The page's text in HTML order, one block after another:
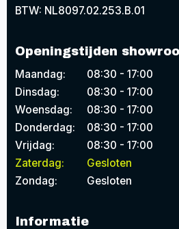
BTW: NL8097.02.253.B.01
Openingstijden
Maandag:
08:30 - 17:00
Dinsdag:
08:30 - 17:00
Woensdag:
08:30 - 17:00
Donderdag:
08:30 - 17:00
Vrijdag:
08:30 - 17:00
Zaterdag:
Gesloten
Zondag:
Gesloten
Informatie